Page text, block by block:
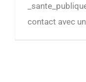
contact avec